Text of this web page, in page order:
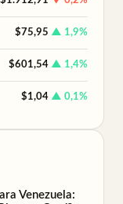
$75,95 ▲ 1,9%
$601,54 ▲ 1,4%
$1,04 ▲ 0,1%
Venezuela: